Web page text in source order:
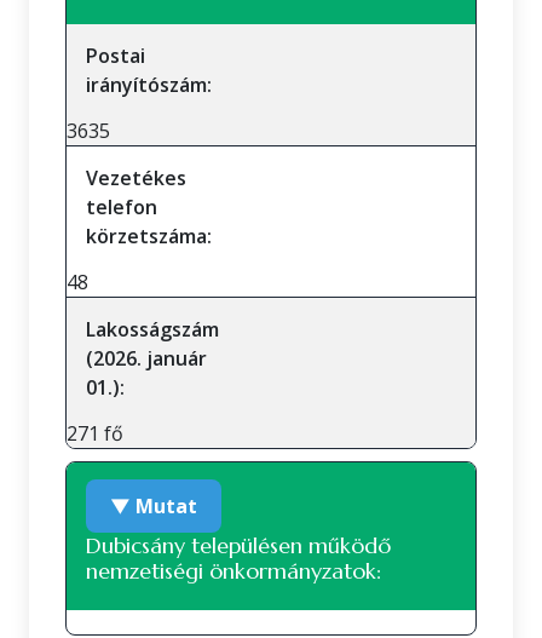
Postai
irányítószám:
3635
Vezetékes
telefon
körzetszáma:
48
Lakosságszám
(2026. január
01.):
271 fő
▼ Mutat
Dubicsány településen működő
nemzetiségi önkormányzatok: